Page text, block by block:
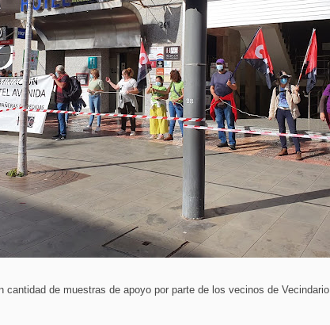
cantidad de muestras de apoyo por parte de los vecinos de Vecindario